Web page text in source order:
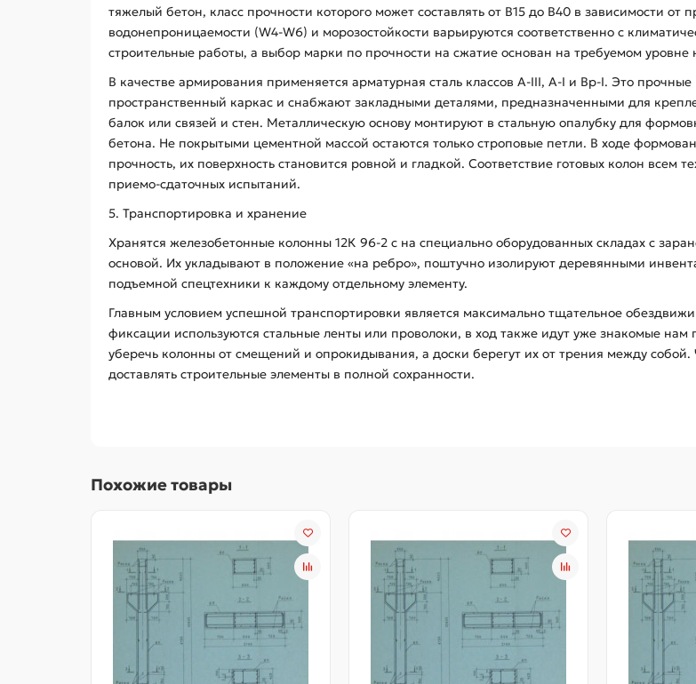
тяжелый бетон, класс прочности которого может составлять от В15 до В40 в зависимости
водонепроницаемости (W4-W6) и морозостойкости варьируются соответственно с
строительные работы, а выбор марки по прочности на сжатие основан на требуемом уровне
В качестве армирования применяется арматурная сталь классов А-ІІІ, А-І и Вр-І. Это
пространственный каркас и снабжают закладными деталями, предназначенными для
балок или связей и стен. Металлическую основу монтируют в стальную опалубку для
бетона. Не покрытыми цементной массой остаются только строповые петли. В ходе
прочность, их поверхность становится ровной и гладкой. Соответствие готовых колон
приемо-сдаточных испытаний.
5. Транспортировка и хранение
Хранятся железобетонные колонны 12К 96-2 с на специально оборудованных складах с
основой. Их укладывают в положение «на ребро», поштучно изолируют деревянными
подъемной спецтехники к каждому отдельному элементу.
Главным условием успешной транспортировки является максимально тщательное
фиксации используются стальные ленты или проволоки, в ход также идут уже знакомые
уберечь колонны от смещений и опрокидывания, а доски берегут их от трения между
доставлять строительные элементы в полной сохранности.
Похожие товары